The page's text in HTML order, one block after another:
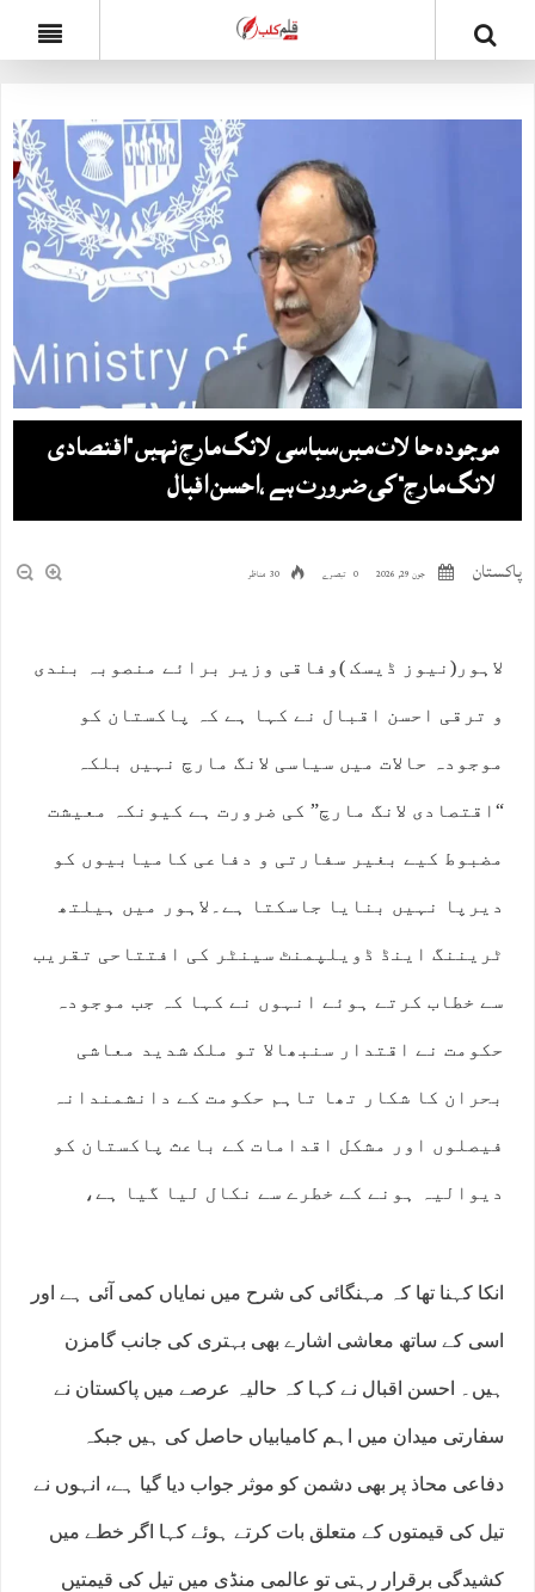
موجودہ حالات میں سیاسی لانگ مارچ نہیں “اقتصادی
لانگ مارچ” کی ضرورت ہے ،احسن اقبال
پاکستان جون 29, 2026 0 تبصرے 30 مناظر
لاہور(نیوز ڈیسک )وفاقی وزیر برائے منصوبہ بندی
و ترقی احسن اقبال نے کہا ہے کہ پاکستان کو
موجودہ حالات میں سیاسی لانگ مارچ نہیں بلکہ
“اقتصادی لانگ مارچ” کی ضرورت ہے کیونکہ معیشت
مضبوط کیے بغیر سفارتی و دفاعی کامیابیوں کو
دیرپا نہیں بنایا جاسکتا ہے۔لاہور میں ہیلتھ
ٹریننگ اینڈ ڈویلپمنٹ سینٹر کی افتتاحی تقریب
سے خطاب کرتے ہوئے انہوں نے کہا کہ جب موجودہ
حکومت نے اقتدار سنبھالا تو ملک شدید معاشی
بحران کا شکار تھا تاہم حکومت کے دانشمندانہ
فیصلوں اور مشکل اقدامات کے باعث پاکستان کو
دیوالیہ ہونے کے خطرے سے نکال لیا گیا ہے،
انکا کہنا تھا کہ مہنگائی کی شرح میں نمایاں کمی آئی ہے اور
اسی کے ساتھ معاشی اشارے بھی بہتری کی جانب گامزن
ہیں۔ احسن اقبال نے کہا کہ حالیہ عرصے میں پاکستان نے
سفارتی میدان میں اہم کامیابیاں حاصل کی ہیں جبکہ
دفاعی محاذ پر بھی دشمن کو موثر جواب دیا گیا ہے، انہوں نے
تیل کی قیمتوں کے متعلق بات کرتے ہوئے کہا اگر خطے میں
کشیدگی برقرار رہتی تو عالمی منڈی میں تیل کی قیمتیں